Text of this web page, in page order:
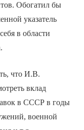
Обогатил бы
указатель
в области
что И.В.
вклад
в СССР в годы
военной